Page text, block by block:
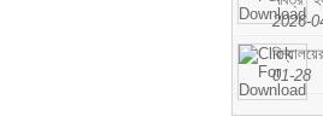
2026-
01-28